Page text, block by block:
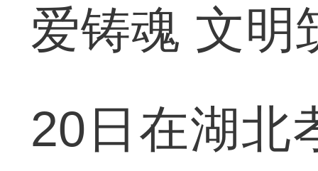
爱铸魂 文明
20日在湖北